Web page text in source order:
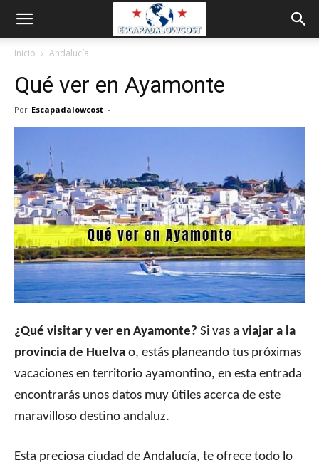
Inicio Andalucía
Qué ver en Ayamonte
Por Escapadalowcost -
¿Qué visitar y ver en Ayamonte? Si vas a viajar a la
provincia de Huelva o, estás planeando tus próximas
vacaciones en territorio ayamontino, en esta entrada
encontrarás unos datos muy útiles acerca de este
maravilloso destino andaluz.
Esta preciosa ciudad de Andalucía, te ofrece todo lo